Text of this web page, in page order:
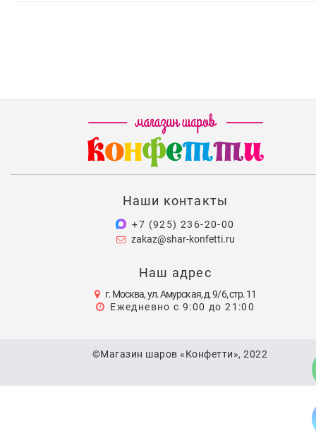
Наши контакты
+7 (925) 236-20-00
zakaz@shar-konfetti.ru
Наш адрес
г. Москва, ул. Амурская, д. 9/6, стр. 11
Ежедневно с 9:00 до 21:00
©Магазин шаров «Конфетти», 2022